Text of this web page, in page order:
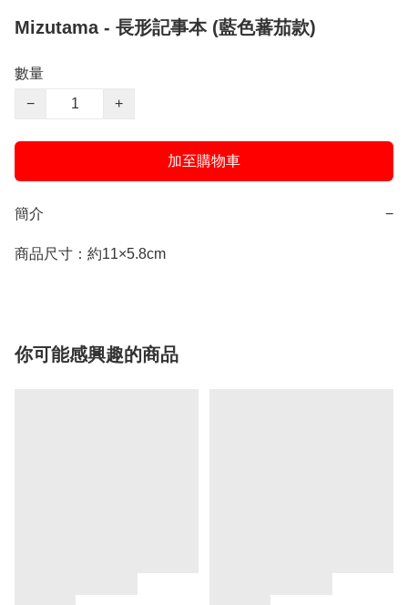
Mizutama - 長形記事本 (藍色蕃茄款)
數量
−
+
加至購物車
簡介 −
商品尺寸：約11×5.8cm
你可能感興趣的商品